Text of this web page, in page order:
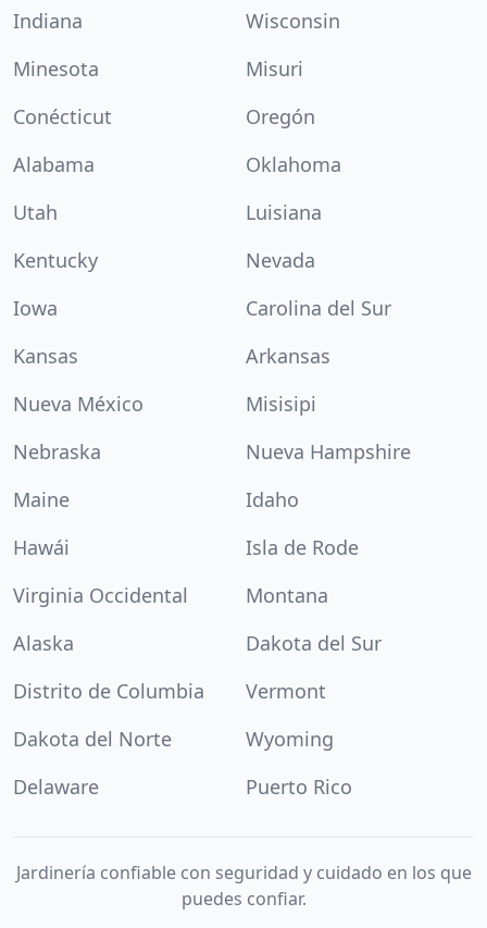
Indiana
Wisconsin
Minesota
Misuri
Conécticut
Oregón
Alabama
Oklahoma
Utah
Luisiana
Kentucky
Nevada
Iowa
Carolina del Sur
Kansas
Arkansas
Nueva México
Misisipi
Nebraska
Nueva Hampshire
Maine
Idaho
Hawái
Isla de Rode
Virginia Occidental
Montana
Alaska
Dakota del Sur
Distrito de Columbia
Vermont
Dakota del Norte
Wyoming
Delaware
Puerto Rico
Jardinería confiable con seguridad y cuidado en los que
puedes confiar.